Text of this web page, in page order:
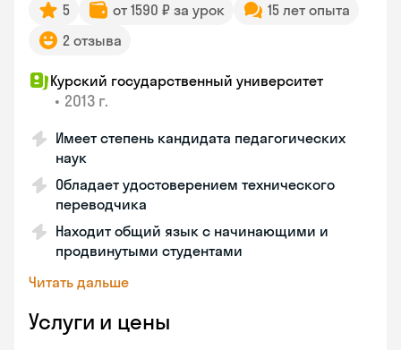
5 от 1590 ₽ за урок
15 лет опыта
2 отзыва
Курский государственный университет
• 2013 г.
Имеет степень кандидата педагогических
наук
Обладает удостоверением технического
переводчика
Находит общий язык с начинающими и
продвинутыми студентами
Читать дальше
Услуги и цены